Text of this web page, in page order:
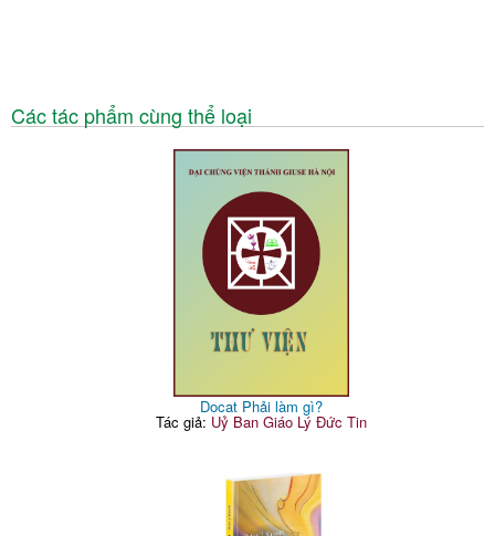
Các tác phẩm cùng thể loại
Docat Phải làm gì?
Tác giả: Uỷ Ban Giáo Lý Đức Tin